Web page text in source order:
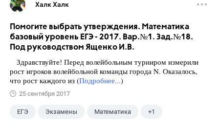
Халк Халк
Помогите выбрать утверждения. Математика
базовый уровень ЕГЭ - 2017. Вар.№1. Зад.№18.
Под руководством Ященко И.В.
Здравствуйте! Перед волейбольным турниром измерили
рост игроков волейбольной команды города N. Оказалось,
что рост каждого из (Подробнее...)
25 сентября 2017
ЕГЭ Экзамены Математика +1